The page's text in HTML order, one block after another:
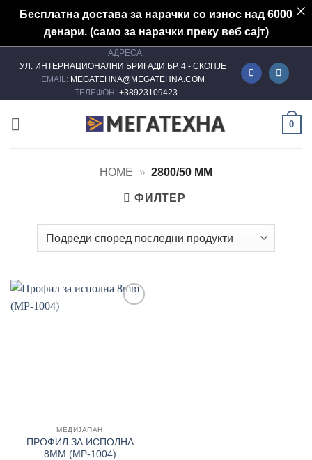
Бесплатна достава за нарачки со износ над 6000
денари. (само за нарачки преку веб сајт)
АДРЕСА:
УЛ. ИНТЕРНАЦИОНАЛНИ БРИГАДИ БР. 4 - СКОПЈЕ
EMAIL: MEGATEHNA@MEGATEHNA.COM
ТЕЛЕФОН: +38923109423
0
HOME » 2800/50 MM
ФИЛТЕР
МЕДИЈАПАН
ПРОФИЛ ЗА ИСПОЛНА
8MM (MP-1004)